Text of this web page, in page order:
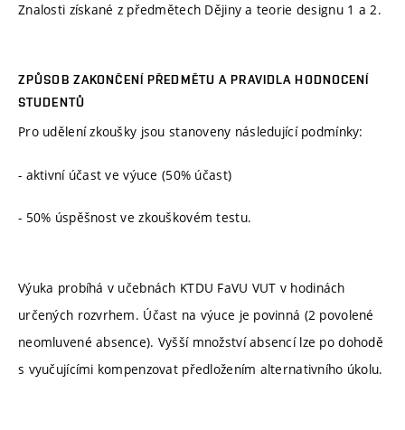
Znalosti získané z předmětech Dějiny a teorie designu 1 a 2.
ZPŮSOB ZAKONČENÍ PŘEDMĚTU A PRAVIDLA HODNOCENÍ
STUDENTŮ
Pro udělení zkoušky jsou stanoveny následující podmínky:
- aktivní účast ve výuce (50% účast)
- 50% úspěšnost ve zkouškovém testu.
Výuka probíhá v učebnách KTDU FaVU VUT v hodinách
určených rozvrhem. Účast na výuce je povinná (2 povolené
neomluvené absence). Vyšší množství absencí lze po dohodě
s vyučujícími kompenzovat předložením alternativního úkolu.